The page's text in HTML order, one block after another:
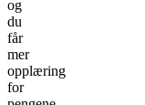
og
du
får
mer
opplæring
for